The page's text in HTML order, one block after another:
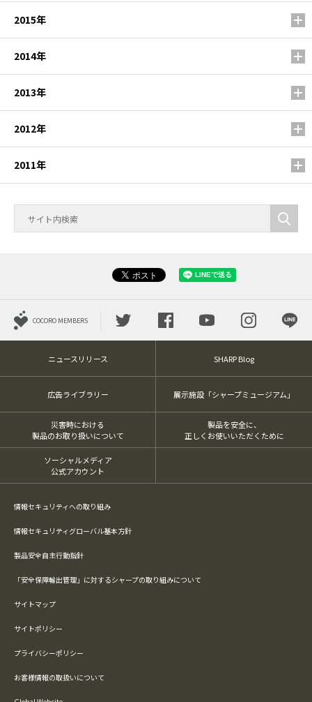
2015年
2014年
2013年
2012年
2011年
COCORO MEMBERS
ニュースリリース SHARP Blog
広告ライブラリー 展示施設「シャープミュージアム」
災害時における
製品のお取り扱いについて
製品を安全に、
正しくお使いいただくために
ソーシャルメディア
公式アカウント
情報セキュリティへの取り組み
情報セキュリティグローバル基本方針
製品安全自主行動指針
「安全保障輸出管理」に対するシャープの取り組みについて
サイトマップ
サイトポリシー
プライバシーポリシー
お客様情報の取扱いについて